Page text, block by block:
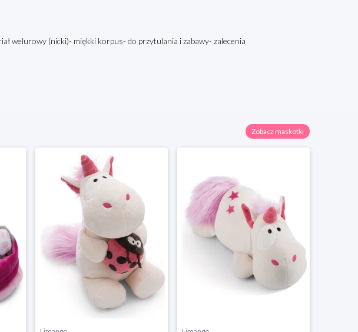
welurowy (nicki)- miękki korpus- do przytulania i zabawy- zalecenia
Zobacz maskotki